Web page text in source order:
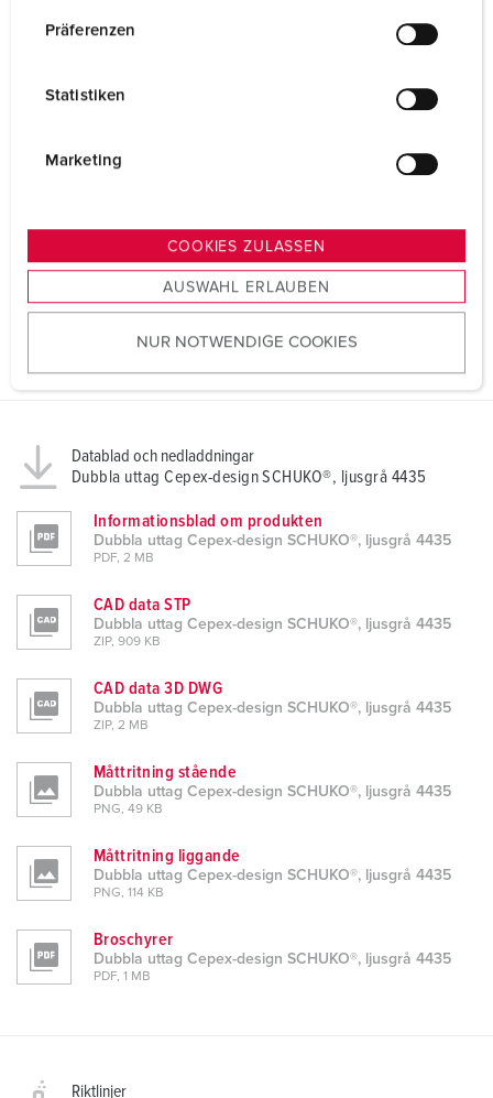
s
u
w
Präferenzen
Statistiken
Marketing
COOKIES ZULASSEN
AUSWAHL ERLAUBEN
NUR NOTWENDIGE COOKIES
Datablad och nedladdningar
Dubbla uttag Cepex-design SCHUKO®, ljusgrå 4435
Informationsblad om produkten
Dubbla uttag Cepex-design SCHUKO®, ljusgrå 4435
PDF, 2 MB
CAD data STP
Dubbla uttag Cepex-design SCHUKO®, ljusgrå 4435
ZIP, 909 KB
CAD data 3D DWG
Dubbla uttag Cepex-design SCHUKO®, ljusgrå 4435
ZIP, 2 MB
Måttritning stående
Dubbla uttag Cepex-design SCHUKO®, ljusgrå 4435
PNG, 49 KB
Måttritning liggande
Dubbla uttag Cepex-design SCHUKO®, ljusgrå 4435
PNG, 114 KB
Broschyrer
Dubbla uttag Cepex-design SCHUKO®, ljusgrå 4435
PDF, 1 MB
Riktlinjer